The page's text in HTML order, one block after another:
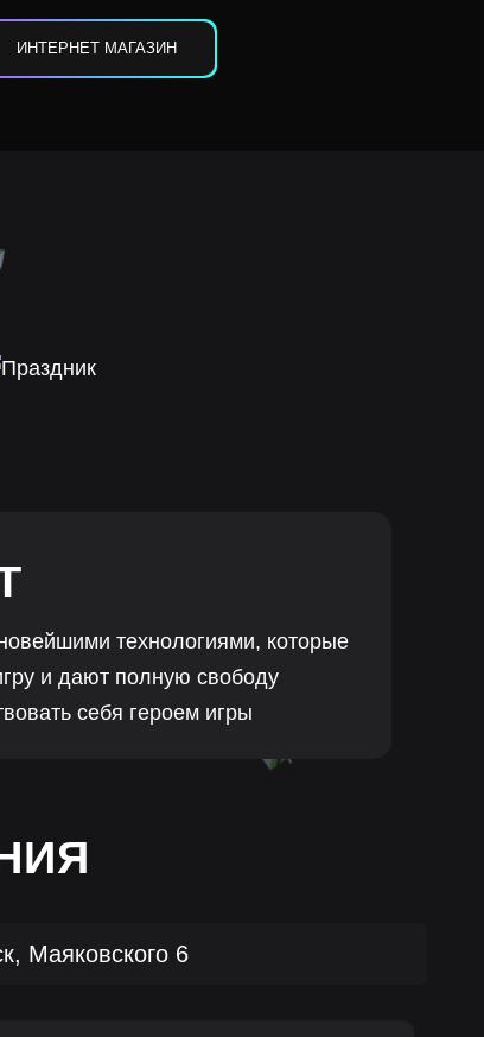
ИНТЕРНЕТ МАГАЗИН
технологиями, которые
и дают полную свободу
себя героем игры
Маяковского 6